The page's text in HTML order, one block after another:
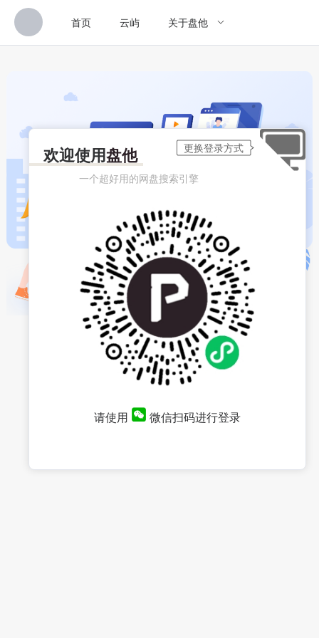
首页 云屿 关于盘他
欢迎使用盘他
一个超好用的网盘搜索引擎
请使用 微信扫码进行登录